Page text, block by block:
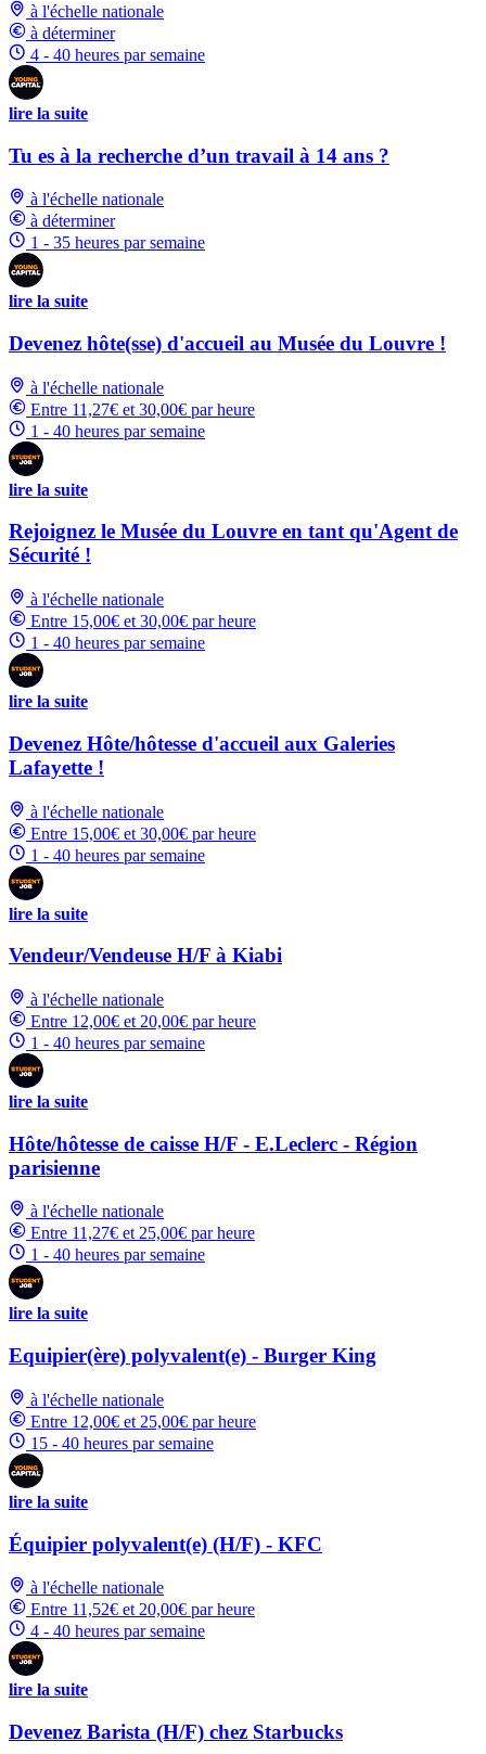
à l'échelle nationale
à déterminer
4 - 40 heures par semaine
lire la suite
Tu es à la recherche d’un travail à 14 ans ?
à l'échelle nationale
à déterminer
1 - 35 heures par semaine
lire la suite
Devenez hôte(sse) d'accueil au Musée du Louvre !
à l'échelle nationale
Entre 11,27€ et 30,00€ par heure
1 - 40 heures par semaine
lire la suite
Rejoignez le Musée du Louvre en tant qu'Agent de
Sécurité !
à l'échelle nationale
Entre 15,00€ et 30,00€ par heure
1 - 40 heures par semaine
lire la suite
Devenez Hôte/hôtesse d'accueil aux Galeries
Lafayette !
à l'échelle nationale
Entre 15,00€ et 30,00€ par heure
1 - 40 heures par semaine
lire la suite
Vendeur/Vendeuse H/F à Kiabi
à l'échelle nationale
Entre 12,00€ et 20,00€ par heure
1 - 40 heures par semaine
lire la suite
Hôte/hôtesse de caisse H/F - E.Leclerc - Région
parisienne
à l'échelle nationale
Entre 11,27€ et 25,00€ par heure
1 - 40 heures par semaine
lire la suite
Equipier(ère) polyvalent(e) - Burger King
à l'échelle nationale
Entre 12,00€ et 25,00€ par heure
15 - 40 heures par semaine
lire la suite
Équipier polyvalent(e) (H/F) - KFC
à l'échelle nationale
Entre 11,52€ et 20,00€ par heure
4 - 40 heures par semaine
lire la suite
Devenez Barista (H/F) chez Starbucks